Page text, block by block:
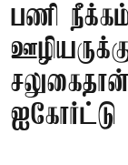
பணி
ஐகோர்ட்டு